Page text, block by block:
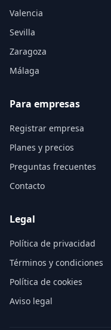
Valencia
Sevilla
Zaragoza
Málaga
Para empresas
Registrar empresa
Planes y precios
Preguntas frecuentes
Contacto
Legal
Política de privacidad
Términos y condiciones
Política de cookies
Aviso legal